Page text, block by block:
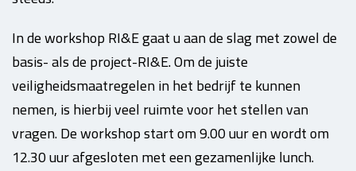
In de workshop RI&E gaat u aan de slag met zowel de
basis- als de project-RI&E. Om de juiste
veiligheidsmaatregelen in het bedrijf te kunnen
nemen, is hierbij veel ruimte voor het stellen van
vragen. De workshop start om 9.00 uur en wordt om
12.30 uur afgesloten met een gezamenlijke lunch.